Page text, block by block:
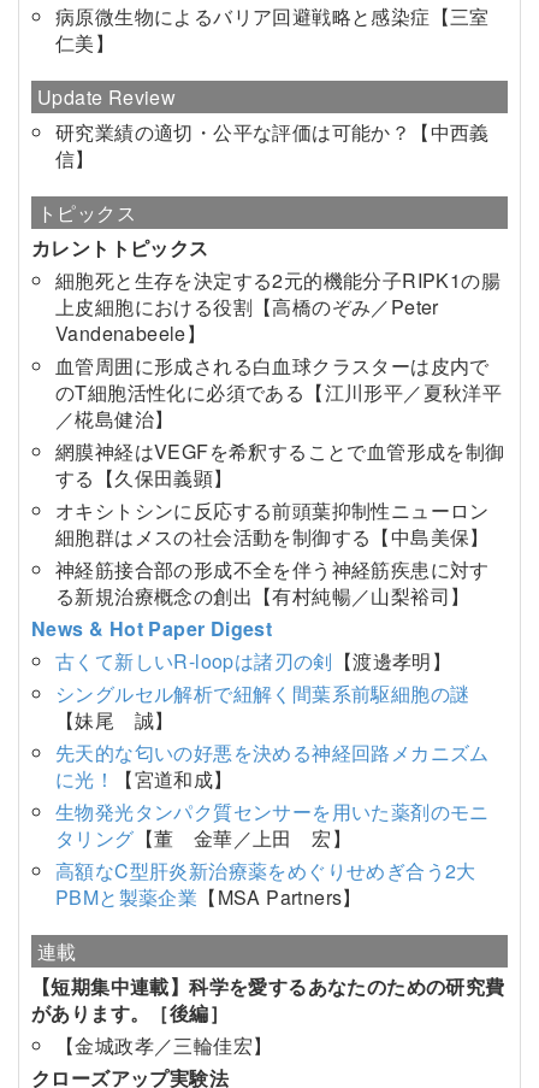
病原微生物によるバリア回避戦略と感染症【三室
仁美】
Update Review
研究業績の適切・公平な評価は可能か？【中西義
信】
トピックス
カレントトピックス
細胞死と生存を決定する2元的機能分子RIPK1の腸
上皮細胞における役割【高橋のぞみ／Peter
Vandenabeele】
血管周囲に形成される白血球クラスターは皮内で
のT細胞活性化に必須である【江川形平／夏秋洋平
／椛島健治】
網膜神経はVEGFを希釈することで血管形成を制御
する【久保田義顕】
オキシトシンに反応する前頭葉抑制性ニューロン
細胞群はメスの社会活動を制御する【中島美保】
神経筋接合部の形成不全を伴う神経筋疾患に対す
る新規治療概念の創出【有村純暢／山梨裕司】
News & Hot Paper Digest
古くて新しいR-loopは諸刃の剣 【渡邊孝明】
シングルセル解析で紐解く間葉系前駆細胞の謎
【妹尾 誠】
先天的な匂いの好悪を決める神経回路メカニズム
に光！
【宮道和成】
生物発光タンパク質センサーを用いた薬剤のモニ
タリング 【董 金華／上田 宏】
高額なC型肝炎新治療薬をめぐりせめぎ合う2大
PBMと製薬企業 【MSA Partners】
連載
【短期集中連載】科学を愛するあなたのための研究費
があります。［後編］
【金城政孝／三輪佳宏】
クローズアップ実験法